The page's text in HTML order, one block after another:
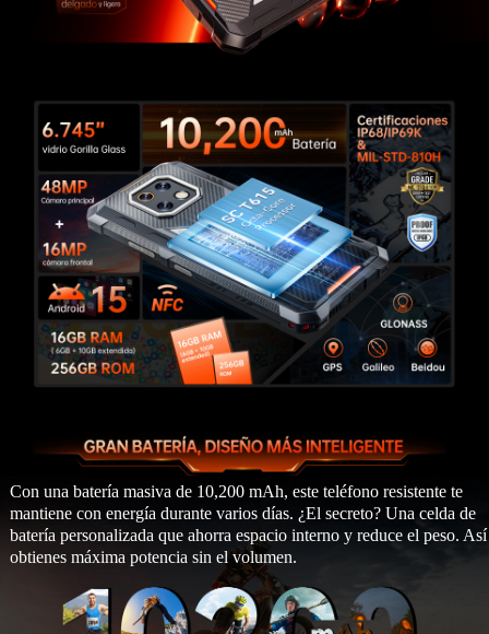
Con una batería masiva de 10,200 mAh, este teléfono resistente te
mantiene con energía durante varios días. ¿El secreto? Una celda de
batería personalizada que ahorra espacio interno y reduce el peso. Así
obtienes máxima potencia sin el volumen.